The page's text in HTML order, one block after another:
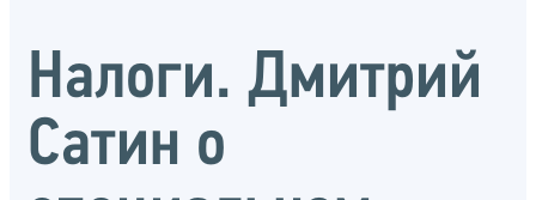
Налоги. Дмитрий
Сатин о